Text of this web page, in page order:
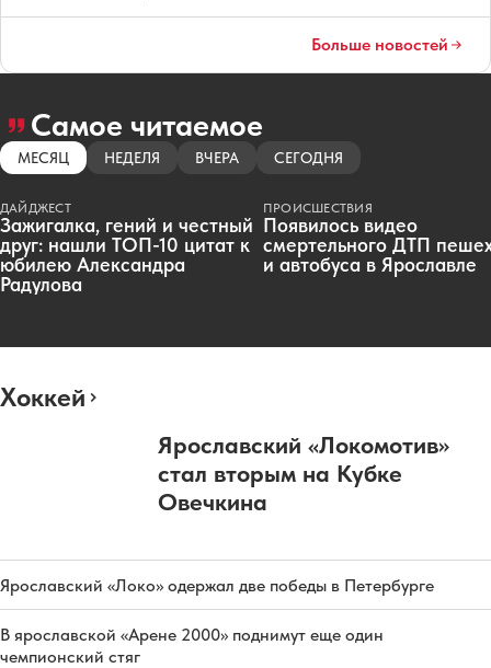
Больше новостей
Самое читаемое
МЕСЯЦ НЕДЕЛЯ ВЧЕРА СЕГОДНЯ
ДАЙДЖЕСТ
Зажигалка, гений и честный
друг: нашли ТОП-10 цитат к
юбилею Александра
Радулова
ПРОИСШЕСТВИЯ
Появилось видео
смертельного ДТП
и автобуса в Ярославле
Хоккей
Ярославский «Локомотив»
стал вторым на Кубке
Овечкина
Ярославский «Локо» одержал две победы в Петербурге
В ярославской «Арене 2000» поднимут еще один
чемпионский стяг